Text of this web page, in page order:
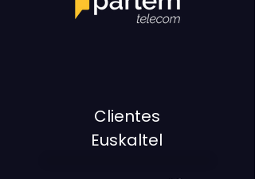
Clientes
Euskaltel